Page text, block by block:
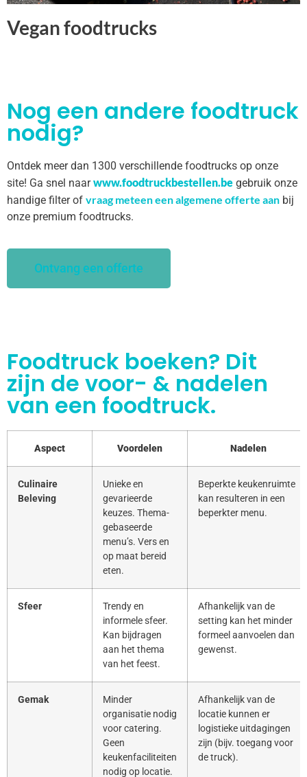
Vegan foodtrucks
Nog een andere foodtruck
nodig?
Ontdek meer dan 1300 verschillende foodtrucks op onze
site! Ga snel naarwww.foodtruckbestellen.be gebruik onze
handige filter of vraag meteen een algemene offerte aan bij
onze premium foodtrucks.
Ontvang een offerte
Foodtruck boeken? Dit
zijn de voor- & nadelen
van een foodtruck.
Aspect Voordelen Nadelen
Culinaire
Beleving
Unieke en
gevarieerde
keuzes. Thema-
gebaseerde
menu’s. Vers en
op maat bereid
eten.
Beperkte keukenruimte
kan resulteren in een
beperkter menu.
Sfeer
Trendy en
informele sfeer.
Kan bijdragen
aan het thema
van het feest.
Afhankelijk van de
setting kan het minder
formeel aanvoelen dan
gewenst.
Gemak
Minder
organisatie nodig
voor catering.
Geen
keukenfaciliteiten
nodig op locatie.
Afhankelijk van de
locatie kunnen er
logistieke uitdagingen
zijn (bijv. toegang voor
de truck).